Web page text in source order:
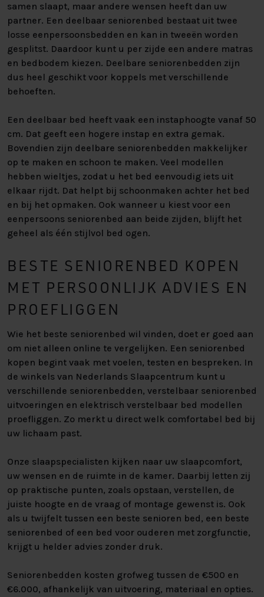
samen slaapt, maar andere wensen heeft dan uw
partner. Een deelbaar seniorenbed bestaat uit twee
losse eenpersoonsbedden en kan in tweeën worden
gesplitst. Daardoor kunt u per zijde een andere matras
en bedbodem kiezen. Deelbare seniorenbedden zijn
dus heel geschikt voor koppels met verschillende
behoeften.
Een deelbaar bed heeft vaak een instaphoogte vanaf 50
cm. Dat geeft een hogere instap en extra gemak.
Bovendien zijn deelbare seniorenbedden makkelijker
op te maken en schoon te maken. Veel modellen
hebben wieltjes, zodat u het bed eenvoudig iets uit
elkaar rijdt. Dat helpt bij schoonmaken achter het bed
en bij het opmaken. Ook wanneer u kiest voor een
eenpersoons seniorenbed aan beide zijden, blijft het
geheel als één stijlvol bed ogen.
BESTE SENIORENBED KOPEN
MET PERSOONLIJK ADVIES EN
PROEFLIGGEN
Wie het beste seniorenbed wil vinden, doet er goed aan
om niet alleen online te vergelijken. Een seniorenbed
kopen begint vaak met voelen, testen en bespreken. In
de winkels van Nederlands Slaapcentrum kunt u
verschillende seniorenbedden, verstelbaar seniorenbed
uitvoeringen en elektrisch verstelbaar bed modellen
proefliggen. Zo merkt u direct welk comfortabel bed bij
uw lichaam past.
Onze slaapspecialisten kijken naar uw slaapcomfort,
uw wensen en de ruimte in de kamer. Daarbij letten zij
op praktische punten, zoals opstaan, verstellen, de
juiste hoogte en de vraag of montage gewenst is. Ook
als u twijfelt tussen een beste senioren bed, een beste
seniorenbed of een bed voor ouderen met zorgfunctie,
krijgt u helder advies zonder druk.
Seniorenbedden kosten grofweg tussen de €500 en
€6.000, afhankelijk van uitvoering, materiaal en opties.